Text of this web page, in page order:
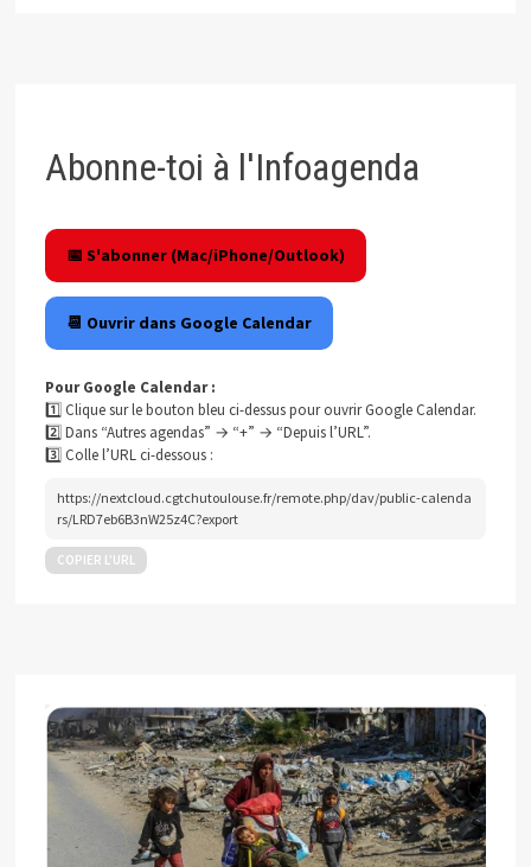
Abonne-toi à l'Infoagenda
📅 S'abonner (Mac/iPhone/Outlook)
📆 Ouvrir dans Google Calendar
Pour Google Calendar :
1️⃣ Clique sur le bouton bleu ci-dessus pour ouvrir Google Calendar.
2️⃣ Dans “Autres agendas” → “+” → “Depuis l’URL”.
3️⃣ Colle l’URL ci-dessous :
https://nextcloud.cgtchutoulouse.fr/remote.php/dav/public-calenda
rs/LRD7eb6B3nW25z4C?export
COPIER L’URL